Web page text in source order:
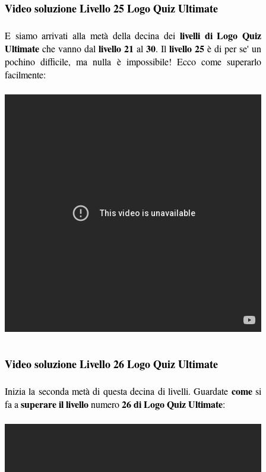
Video soluzione Livello 25 Logo Quiz Ultimate
E siamo arrivati alla metà della decina dei livelli di Logo Quiz
Ultimate che vanno dal livello 21 al 30. Il livello 25 è di per se' un
pochino difficile, ma nulla è impossibile! Ecco come superarlo
facilmente:
Video soluzione Livello 26 Logo Quiz Ultimate
Inizia la seconda metà di questa decina di livelli. Guardate comesi
fa a superare il livellonumero26 di Logo Quiz Ultimate: